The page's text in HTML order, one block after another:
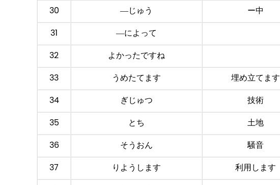
30 ―じゅう ー中
31 ―によって
32 よかったですね
33 うめたてます 埋め立てます
34 ぎじゅつ 技術
35 とち 土地
36 そうおん 騒音
37 りようします 利用します